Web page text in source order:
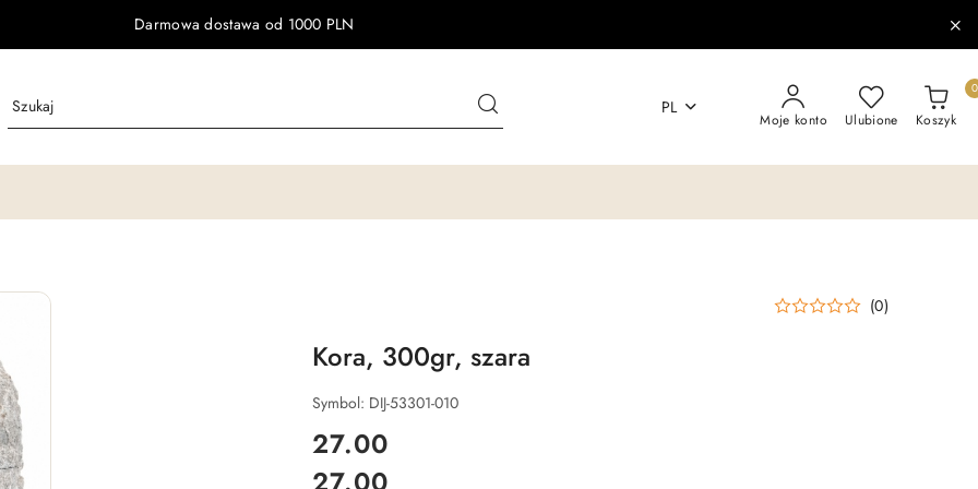
Darmowa dostawa od 1000 PLN
PL
Moje konto Ulubione Koszyk
0
(0)
Kora, 300gr, szara
Symbol: DIJ-53301-010
cena:
27.00
Cena: